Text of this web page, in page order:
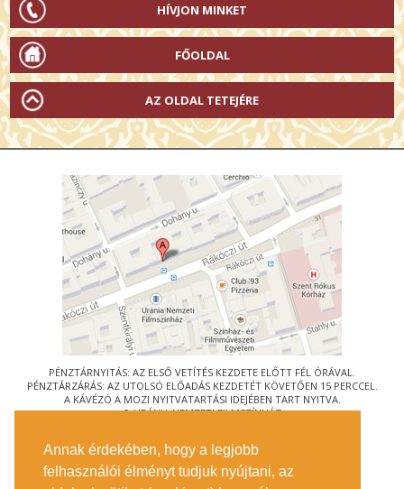
Annak érdekében, hogy a legjobb
felhasználói élményt tudjuk nyújtani, az
HÍVJON MINKET
FŐOLDAL
AZ OLDAL TETEJÉRE
PÉNZTÁRNYITÁS: AZ ELSŐ VETÍTÉS KEZDETE ELŐTT FÉL ÓRÁVAL.
PÉNZTÁRZÁRÁS: AZ UTOLSÓ ELŐADÁS KEZDETÉT KÖVETŐEN 15 PERCCEL.
A KÁVÉZÓ A MOZI NYITVATARTÁSI IDEJÉBEN TART NYITVA.
© URÁNIA NEMZETI FILMSZÍNHÁZ
1088 BUDAPEST, RÁKÓCZI ÚT 21.